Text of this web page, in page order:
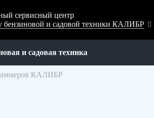
сервисный центр
бензиновой и садовой техники КАЛИБР
и садовая техника
КАЛИБР